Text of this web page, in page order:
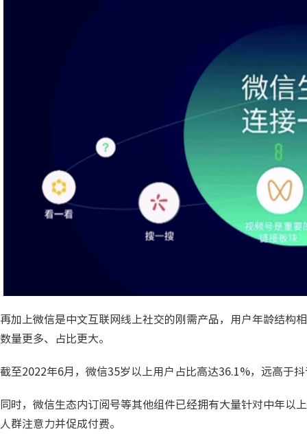
再加上微信是中文互联网线上社交的刚需产品，用户年龄结构
数量更多、占比更大。
截至2022年6月，微信35岁以上用户占比高达36.1%，远高于
同时，微信生态内订阅号等其他组件已经拥有大量针对中年以
人群注意力并促成付费。